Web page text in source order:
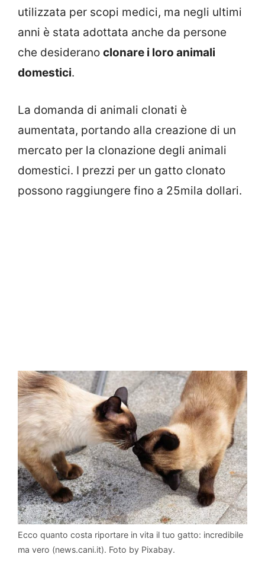
utilizzata per scopi medici, ma negli ultimi
anni è stata adottata anche da persone
che desiderano clonare i loro animali
domestici.
La domanda di animali clonati è
aumentata, portando alla creazione di un
mercato per la clonazione degli animali
domestici. I prezzi per un gatto clonato
possono raggiungere fino a 25mila dollari.
Ecco quanto costa riportare in vita il tuo gatto: incredibile
ma vero (news.cani.it). Foto by Pixabay.